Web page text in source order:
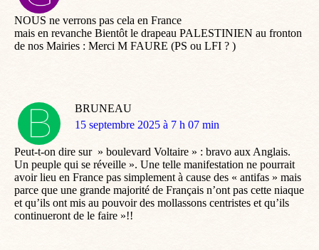
NOUS ne verrons pas cela en France
mais en revanche Bientôt le drapeau PALESTINIEN au fronton
de nos Mairies : Merci M FAURE (PS ou LFI ? )
BRUNEAU
dit
15 septembre 2025 à 7 h 07 min
Peut-t-on dire sur » boulevard Voltaire » : bravo aux Anglais.
Un peuple qui se réveille ». Une telle manifestation ne pourrait
avoir lieu en France pas simplement à cause des « antifas » mais
parce que une grande majorité de Français n’ont pas cette niaque
et qu’ils ont mis au pouvoir des mollassons centristes et qu’ils
continueront de le faire »!!